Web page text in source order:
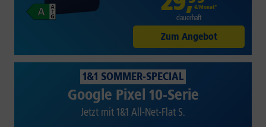
€/Monat*
dauerhaft
Zum Angebot
1&1 SOMMER-SPECIAL
Google Pixel 10-Serie
Jetzt mit 1&1 All-Net-Flat S.